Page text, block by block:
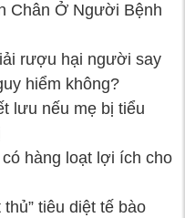
Chân Ở Người Bệnh
rượu hại người say
hiểm không?
lưu nếu mẹ bị tiểu
hàng loạt lợi ích cho
tiêu diệt tế bào